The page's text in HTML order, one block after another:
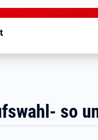
so